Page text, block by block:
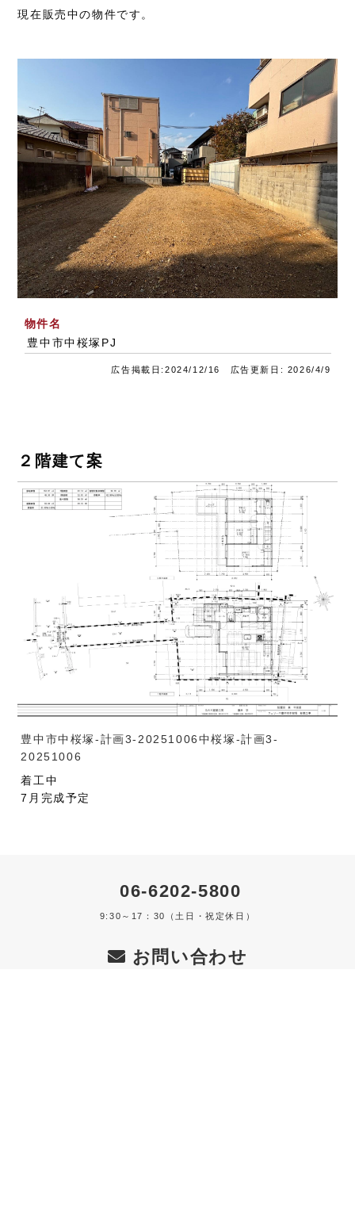
現在販売中の物件です。
物件名
豊中市中桜塚PJ
広告掲載日:2024/12/16 広告更新日: 2026/4/9
２階建て案
豊中市中桜塚-計画3-20251006中桜塚-計画3-
20251006
着工中
7月完成予定
06-6202-5800
9:30～17：30（土日・祝定休日）
お問い合わせ